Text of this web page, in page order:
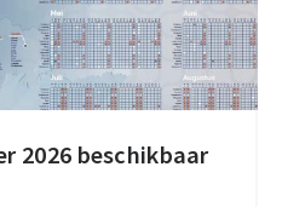
2026 beschikbaar